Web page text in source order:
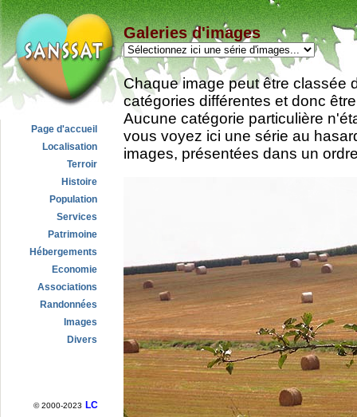
Page d'accueil
Localisation
Terroir
Histoire
Population
Services
Patrimoine
Hébergements
Economie
Associations
Randonnées
Images
Divers
© 2000-2023 LC
Galeries d'images
Chaque image peut être classée
catégories différentes et donc
Aucune catégorie particulière
vous voyez ici une série au
images, présentées dans un